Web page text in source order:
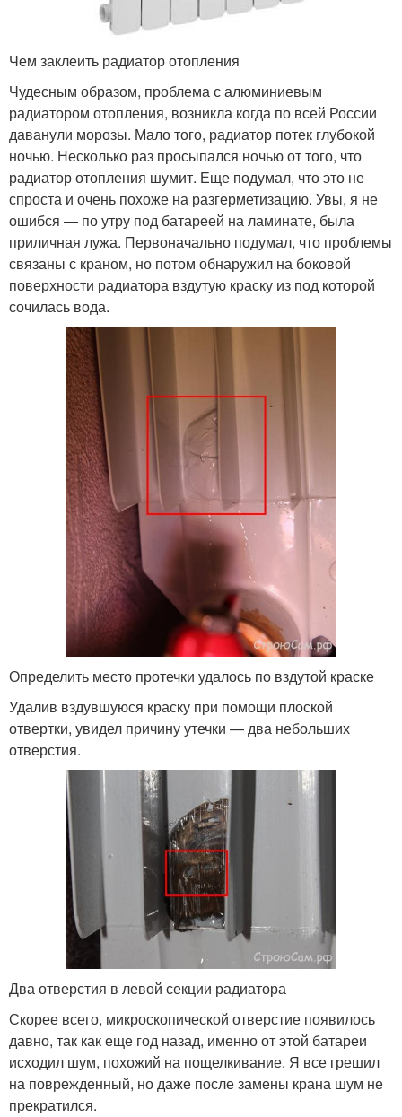
Чем заклеить радиатор отопления
Чудесным образом, проблема с алюминиевым
радиатором отопления, возникла когда по всей России
даванули морозы. Мало того, радиатор потек глубокой
ночью. Несколько раз просыпался ночью от того, что
радиатор отопления шумит. Еще подумал, что это не
спроста и очень похоже на разгерметизацию. Увы, я не
ошибся — по утру под батареей на ламинате, была
приличная лужа. Первоначально подумал, что проблемы
связаны с краном, но потом обнаружил на боковой
поверхности радиатора вздутую краску из под которой
сочилась вода.
Определить место протечки удалось по вздутой краске
Удалив вздувшуюся краску при помощи плоской
отвертки, увидел причину утечки — два небольших
отверстия.
Два отверстия в левой секции радиатора
Скорее всего, микроскопической отверстие появилось
давно, так как еще год назад, именно от этой батареи
исходил шум, похожий на пощелкивание. Я все грешил
на поврежденный, но даже после замены крана шум не
прекратился.